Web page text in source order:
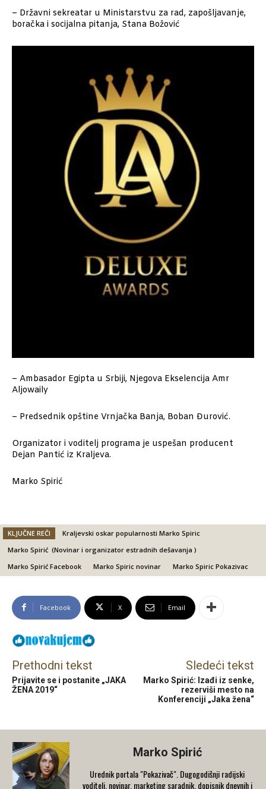
– Državni sekreatar u Ministarstvu za rad, zapošljavanje,
boračka i socijalna pitanja, Stana Božović
– Ambasador Egipta u Srbiji, Njegova Ekselencija Amr
Aljowaily
– Predsednik opštine Vrnjačka Banja, Boban Đurović.
Organizator i voditelj programa je uspešan producent
Dejan Pantić iz Kraljeva.
Marko Spirić
KLJUČNE REČI
Kraljevski oskar popularnosti Marko Spiric
Marko Spirić (Novinar i organizator estradnih dešavanja )
Marko Spirić Facebook
Marko Spiric novinar Marko Spiric Pokazivac
Facebook X Email
Prethodni tekst
Prijavite se i postanite „JAKA
ŽENA 2019“
Sledeći tekst
Marko Spirić: Izađi iz senke,
rezerviši mesto na
Konferenciji „Jaka žena“
Marko Spirić
Urednik portala "Pokazivač". Dugogodišnji radijski
voditelj, novinar, marketing saradnik, dopisnik dnevnih i